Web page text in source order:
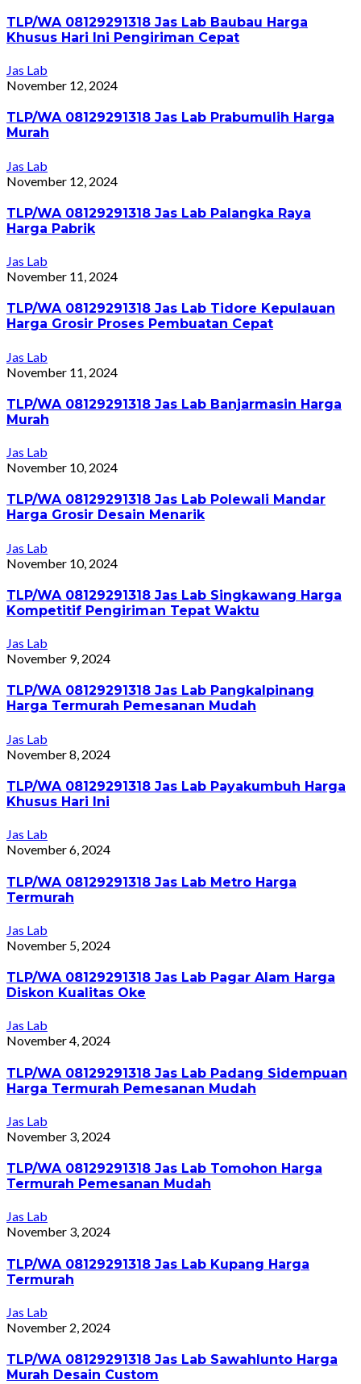
TLP/WA 08129291318 Jas Lab Baubau Harga
Khusus Hari Ini Pengiriman Cepat
Jas Lab
November 12, 2024
TLP/WA 08129291318 Jas Lab Prabumulih Harga
Murah
Jas Lab
November 12, 2024
TLP/WA 08129291318 Jas Lab Palangka Raya
Harga Pabrik
Jas Lab
November 11, 2024
TLP/WA 08129291318 Jas Lab Tidore Kepulauan
Harga Grosir Proses Pembuatan Cepat
Jas Lab
November 11, 2024
TLP/WA 08129291318 Jas Lab Banjarmasin Harga
Murah
Jas Lab
November 10, 2024
TLP/WA 08129291318 Jas Lab Polewali Mandar
Harga Grosir Desain Menarik
Jas Lab
November 10, 2024
TLP/WA 08129291318 Jas Lab Singkawang Harga
Kompetitif Pengiriman Tepat Waktu
Jas Lab
November 9, 2024
TLP/WA 08129291318 Jas Lab Pangkalpinang
Harga Termurah Pemesanan Mudah
Jas Lab
November 8, 2024
TLP/WA 08129291318 Jas Lab Payakumbuh Harga
Khusus Hari Ini
Jas Lab
November 6, 2024
TLP/WA 08129291318 Jas Lab Metro Harga
Termurah
Jas Lab
November 5, 2024
TLP/WA 08129291318 Jas Lab Pagar Alam Harga
Diskon Kualitas Oke
Jas Lab
November 4, 2024
TLP/WA 08129291318 Jas Lab Padang Sidempuan
Harga Termurah Pemesanan Mudah
Jas Lab
November 3, 2024
TLP/WA 08129291318 Jas Lab Tomohon Harga
Termurah Pemesanan Mudah
Jas Lab
November 3, 2024
TLP/WA 08129291318 Jas Lab Kupang Harga
Termurah
Jas Lab
November 2, 2024
TLP/WA 08129291318 Jas Lab Sawahlunto Harga
Murah Desain Custom